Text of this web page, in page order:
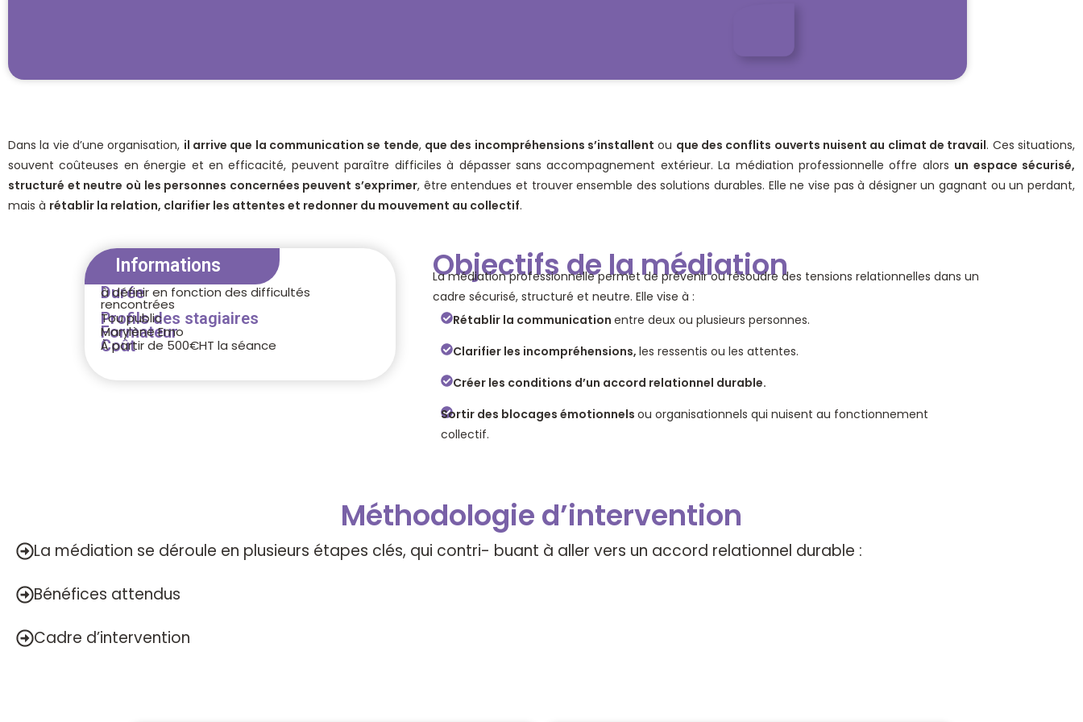
Dans la vie d’une organisation, il arrive que la communication se tende, que des incompréhensions s’installent ou que des conflits ouverts nuisent au climat de travail. Ces situations,
souvent coûteuses en énergie et en efficacité, peuvent paraître difficiles à dépasser sans accompagnement extérieur. La médiation professionnelle offre alors un espace sécurisé,
structuré et neutre où les personnes concernées peuvent s’exprimer, être entendues et trouver ensemble des solutions durables. Elle ne vise pas à désigner un gagnant ou un perdant,
mais à rétablir la relation, clarifier les attentes et redonner du mouvement au collectif.
Informations
Durée
à définir en fonction des difficultés
rencontrées
Profils des stagiaires
Tou public
Formateur
Marylène Emo
Coût
À partir de 500€HT la séance
Objectifs de la médiation
La médiation professionnelle permet de prévenir ou résoudre des tensions relationnelles dans un
cadre sécurisé, structuré et neutre. Elle vise à :
Rétablir la communication entre deux ou plusieurs personnes.
Clarifier les incompréhensions, les ressentis ou les attentes.
Créer les conditions d’un accord relationnel durable.
Sortir des blocages émotionnels ou organisationnels qui nuisent au fonctionnement
collectif.
Méthodologie d’intervention
La médiation se déroule en plusieurs étapes clés, qui contri- buant à aller vers un accord relationnel durable :
Bénéfices attendus
Cadre d’intervention